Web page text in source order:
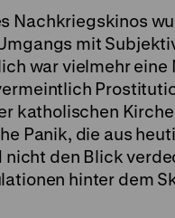
Nachkriegskinos
mit
war vielmehr eine
katholischen
Panik, die aus
nicht den Blick
hinter dem